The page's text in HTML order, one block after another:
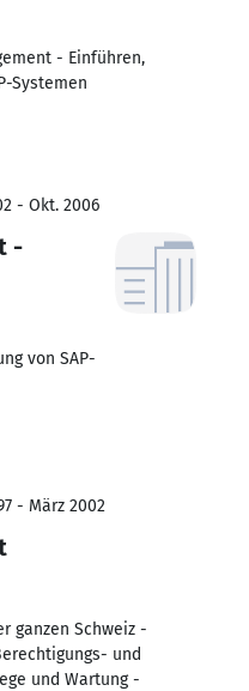
- Einführen,
Systemen
- Okt. 2006
-
von SAP-
- März 2002
ganzen Schweiz -
und
und Wartung -